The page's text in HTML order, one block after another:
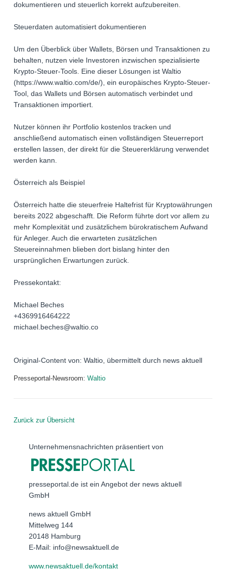
dokumentieren und steuerlich korrekt aufzubereiten.
Steuerdaten automatisiert dokumentieren
Um den Überblick über Wallets, Börsen und Transaktionen zu
behalten, nutzen viele Investoren inzwischen spezialisierte
Krypto-Steuer-Tools. Eine dieser Lösungen ist Waltio
(https://www.waltio.com/de/), ein europäisches Krypto-Steuer-
Tool, das Wallets und Börsen automatisch verbindet und
Transaktionen importiert.
Nutzer können ihr Portfolio kostenlos tracken und
anschließend automatisch einen vollständigen Steuerreport
erstellen lassen, der direkt für die Steuererklärung verwendet
werden kann.
Österreich als Beispiel
Österreich hatte die steuerfreie Haltefrist für Kryptowährungen
bereits 2022 abgeschafft. Die Reform führte dort vor allem zu
mehr Komplexität und zusätzlichem bürokratischem Aufwand
für Anleger. Auch die erwarteten zusätzlichen
Steuereinnahmen blieben dort bislang hinter den
ursprünglichen Erwartungen zurück.
Pressekontakt:
Michael Beches
+4369916464222
michael.beches@waltio.co
Original-Content von: Waltio, übermittelt durch news aktuell
Presseportal-Newsroom: Waltio
Zurück zur Übersicht
Unternehmensnachrichten präsentiert von
presseportal.de ist ein Angebot der news aktuell
GmbH
news aktuell GmbH
Mittelweg 144
20148 Hamburg
E-Mail: info@newsaktuell.de
www.newsaktuell.de/kontakt